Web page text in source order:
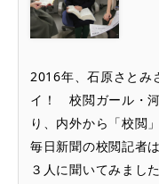
2016年、石原さとみ
イ！ 校閲ガール・
り、内外から「校閲
毎日新聞の校閲記者
３人に聞いてみまし